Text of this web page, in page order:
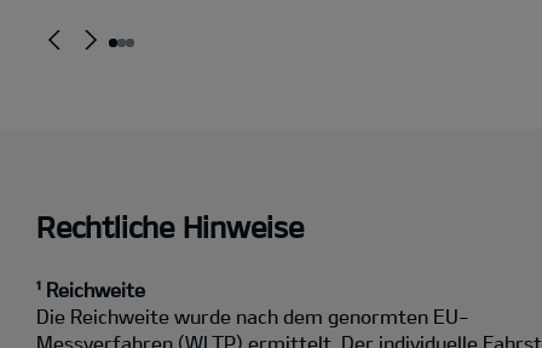
Rechtliche Hinweise
¹ Reichweite
Die Reichweite wurde nach dem genormten EU-
Messverfahren (WLTP) ermittelt. Der individuelle